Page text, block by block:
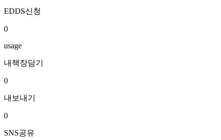
EDDS신청
0
usage
내책장담기
0
내보내기
0
SNS공유